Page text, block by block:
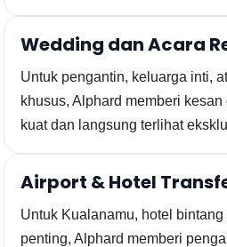
Wedding dan Acara
Untuk pengantin, keluarga inti,
khusus, Alphard memberi
kuat dan langsung terlihat
Airport & Hotel
Untuk Kualanamu, hotel bintang
penting, Alphard memberi